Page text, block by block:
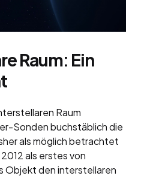
Raum: Ein
Raum
Sonden buchstäblich die
als möglich betrachtet
als erstes von
Objekt den interstellaren